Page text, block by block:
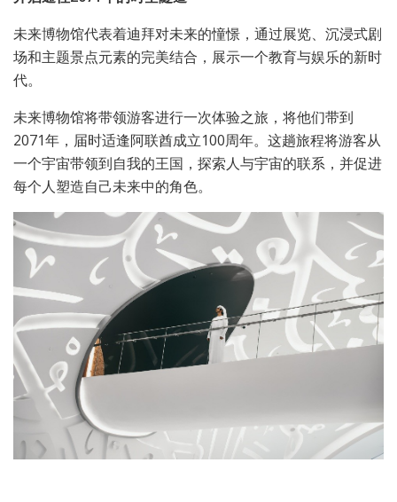
未来博物馆代表着迪拜对未来的憧憬，通过展览、沉浸式剧
场和主题景点元素的完美结合，展示一个教育与娱乐的新时
代。
未来博物馆将带领游客进行一次体验之旅，将他们带到
2071年，届时适逢阿联酋成立100周年。这趟旅程将游客从
一个宇宙带领到自我的王国，探索人与宇宙的联系，并促进
每个人塑造自己未来中的角色。